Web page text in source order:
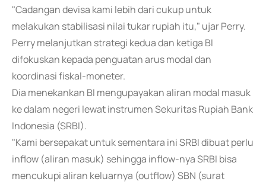
"Cadangan devisa kami lebih dari cukup untuk
melakukan stabilisasi nilai tukar rupiah itu," ujar Perry.
Perry melanjutkan strategi kedua dan ketiga BI
difokuskan kepada penguatan arus modal dan
koordinasi fiskal-moneter.
Dia menekankan BI mengupayakan aliran modal masuk
ke dalam negeri lewat instrumen Sekuritas Rupiah Bank
Indonesia (SRBI).
"Kami bersepakat untuk sementara ini SRBI dibuat perlu
inflow (aliran masuk) sehingga inflow-nya SRBI bisa
mencukupi aliran keluarnya (outflow) SBN (surat